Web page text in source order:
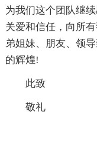
为我们这个团队继
关爱和信任，向所
弟姐妹、朋友、领
的辉煌!
此致
敬礼